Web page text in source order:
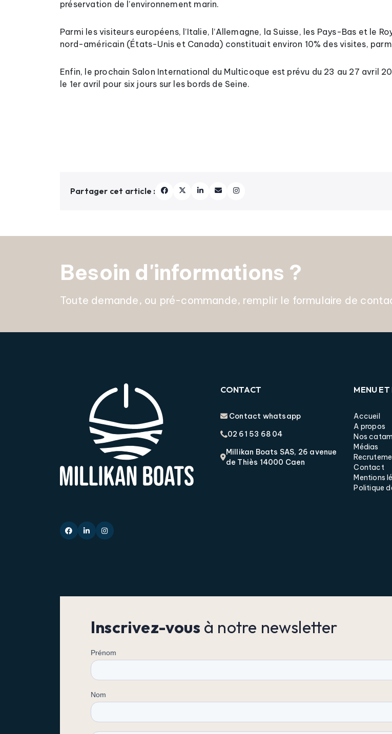
préservation de l’environnement marin.
Parmi les visiteurs européens, l’Italie, l’Allemagne, la Suisse, les Pays-Bas et le
nord-américain (États-Unis et Canada) constituait environ 10% des visites,
Enfin, le prochain Salon International du Multicoque est prévu du 23 au 27 avril
le 1er avril pour six jours sur les bords de Seine.
Partager cet article :
Besoin d'informations ?
Toute demande, ou pré-commande, remplir le formulaire de
CONTACT
Contact whatsapp
02 61 53 68 04
Millikan Boats SAS, 26 avenue
de Thiès 14000 Caen
MENU ET
Accueil
A propos
Nos
Médias
Contact
Mentions
Politique
Inscrivez-vous à notre newsletter